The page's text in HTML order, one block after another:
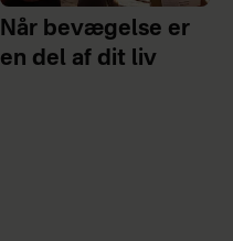
Når bevægelse er
en del af dit liv